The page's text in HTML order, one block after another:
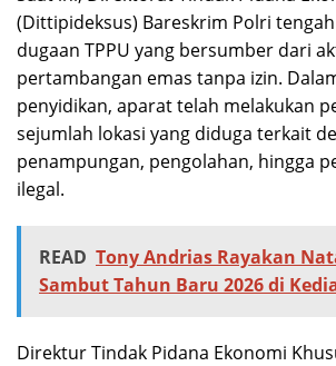
(Dittipideksus) Bareskrim Polri
dugaan TPPU yang bersumber dari
pertambangan emas tanpa izin.
penyidikan, aparat telah melakukan
sejumlah lokasi yang diduga terkait
penampungan, pengolahan, hingga
ilegal.
READ Tony Andrias Rayakan
Sambut Tahun Baru 2026 di
Direktur Tindak Pidana Ekonomi